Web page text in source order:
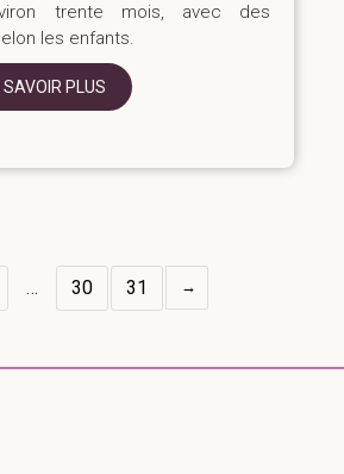
trente mois, avec des
les enfants.
SAVOIR PLUS
… 30 31